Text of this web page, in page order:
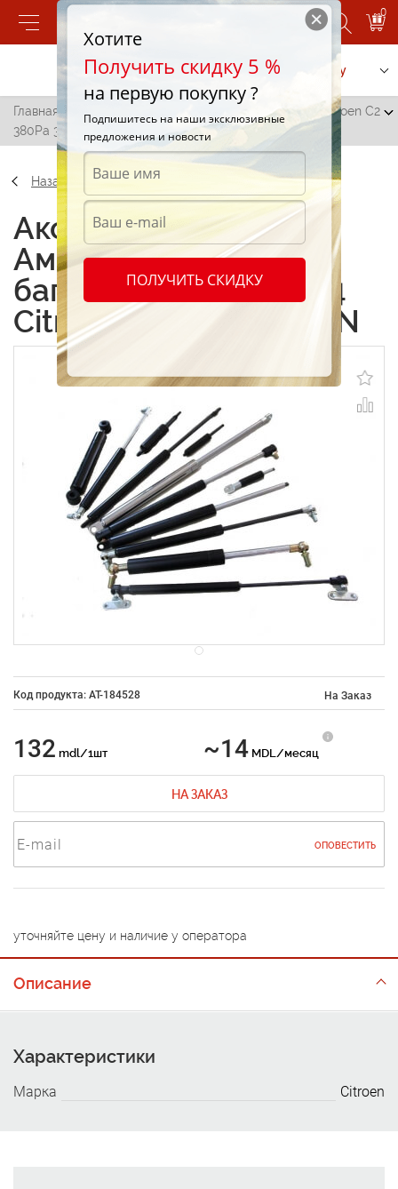
0
Позвонить Заказать услугу
Главная /
Амортизатор для багажника ALG 8.1084 Citroen C2
380Pa 380 N
Назад
Аксессуары
Амортизатор для
багажника ALG 8.1084
Citroen C2 380Pa 380 N
Код продукта: AT-184528 На Заказ
132 mdl/1шт ~14 MDL/месяц
НА ЗАКАЗ
ОПОВЕСТИТЬ
уточняйте цену и наличие у оператора
Описание
Характеристики
Марка Citroen
Хотите
Получить скидку 5 %
на первую покупку ?
Подпишитесь на наши эксклюзивные
предложения и новости
ПОЛУЧИТЬ СКИДКУ